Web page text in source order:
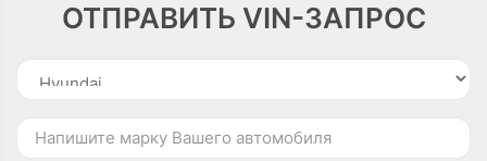
ОТПРАВИТЬ VIN-ЗАПРОС